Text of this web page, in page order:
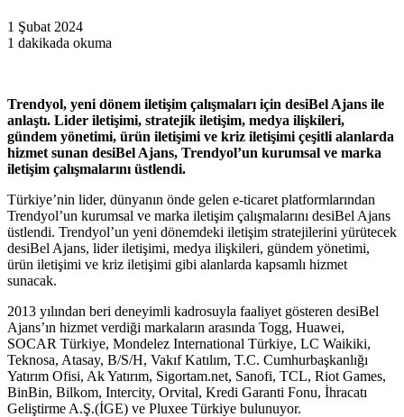
1 Şubat 2024
1 dakikada okuma
Trendyol, yeni dönem iletişim çalışmaları için desiBel Ajans ile
anlaştı. Lider iletişimi, stratejik iletişim, medya ilişkileri,
gündem yönetimi, ürün iletişimi ve kriz iletişimi çeşitli alanlarda
hizmet sunan desiBel Ajans, Trendyol’un kurumsal ve marka
iletişim çalışmalarını üstlendi.
Türkiye’nin lider, dünyanın önde gelen e-ticaret platformlarından
Trendyol’un kurumsal ve marka iletişim çalışmalarını desiBel Ajans
üstlendi. Trendyol’un yeni dönemdeki iletişim stratejilerini yürütecek
desiBel Ajans, lider iletişimi, medya ilişkileri, gündem yönetimi,
ürün iletişimi ve kriz iletişimi gibi alanlarda kapsamlı hizmet
sunacak.
2013 yılından beri deneyimli kadrosuyla faaliyet gösteren desiBel
Ajans’ın hizmet verdiği markaların arasında Togg, Huawei,
SOCAR Türkiye, Mondelez International Türkiye, LC Waikiki,
Teknosa, Atasay, B/S/H, Vakıf Katılım, T.C. Cumhurbaşkanlığı
Yatırım Ofisi, Ak Yatırım, Sigortam.net, Sanofi, TCL, Riot Games,
BinBin, Bilkom, Intercity, Orvital, Kredi Garanti Fonu, İhracatı
Geliştirme A.Ş.(İGE) ve Pluxee Türkiye bulunuyor.